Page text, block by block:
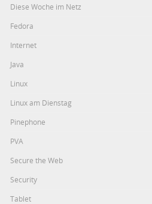
Diese Woche im Netz
Fedora
Internet
Java
Linux
Linux am Dienstag
Pinephone
PVA
Secure the Web
Security
Tablet